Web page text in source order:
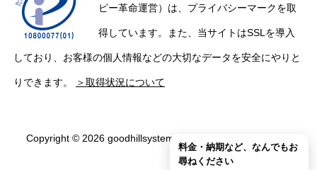
ピー革命運営）は、プライバシーマークを取
得しています。また、当サイトはSSLを導入
しており、お客様の個人情報などの大切なデータを安全にやりと
りできます。 ＞取得状況について
Copyright © 2026 goodhillsystems Inc. All Rights Reserved.
料金・納期など、なんでもお
尋ねください